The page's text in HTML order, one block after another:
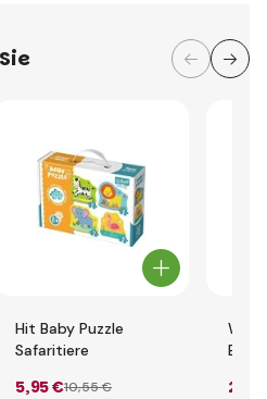
Hit Baby Puzzle
Safaritiere
5,95 €10,55 €
29